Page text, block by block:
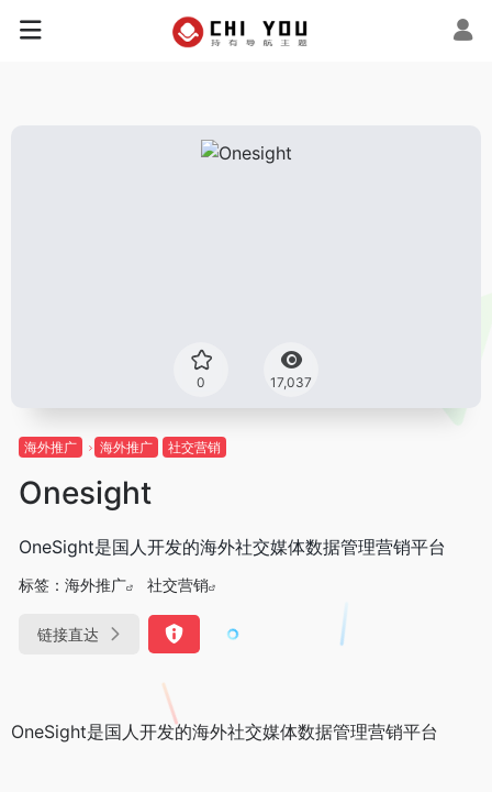
0 17,037
海外推广 海外推广 社交营销
Onesight
OneSight是国人开发的海外社交媒体数据管理营销平台
标签： 海外推广 社交营销
链接直达
OneSight是国人开发的海外社交媒体数据管理营销平台